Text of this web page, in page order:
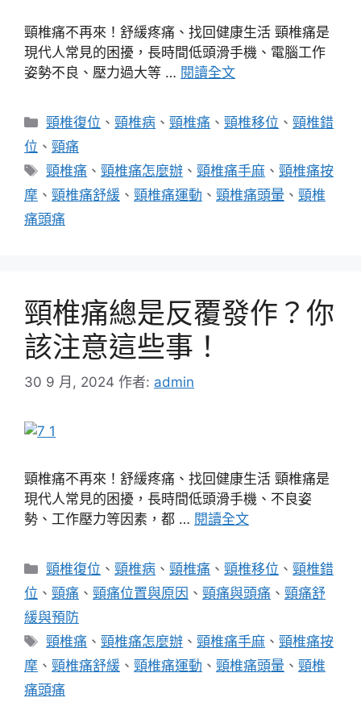
頸椎痛不再來！舒緩疼痛、找回健康生活 頸椎痛是
現代人常見的困擾，長時間低頭滑手機、電腦工作
姿勢不良、壓力過大等 … 閱讀全文
分
類
頸椎復位 、頸椎病 、頸椎痛 、頸椎移位 、頸椎錯
位 、 頸痛
標
籤
頸椎痛 、頸椎痛怎麼辦 、頸椎痛手麻 、頸椎痛按
摩 、 頸椎痛舒緩 、 頸椎痛運動 、 頸椎痛頭暈 、 頸椎
痛頭痛
頸椎痛總是反覆發作？你
該注意這些事！
30 9 月, 2024 作者: admin
頸椎痛不再來！舒緩疼痛、找回健康生活 頸椎痛是
現代人常見的困擾，長時間低頭滑手機、不良姿
勢、工作壓力等因素，都 … 閱讀全文
分
類
頸椎復位 、頸椎病 、頸椎痛 、頸椎移位 、頸椎錯
位 、 頸痛 、 頸痛位置與原因 、 頸痛與頭痛 、 頸痛舒
緩與預防
標
籤
頸椎痛 、頸椎痛怎麼辦 、頸椎痛手麻 、頸椎痛按
摩 、 頸椎痛舒緩 、 頸椎痛運動 、 頸椎痛頭暈 、 頸椎
痛頭痛